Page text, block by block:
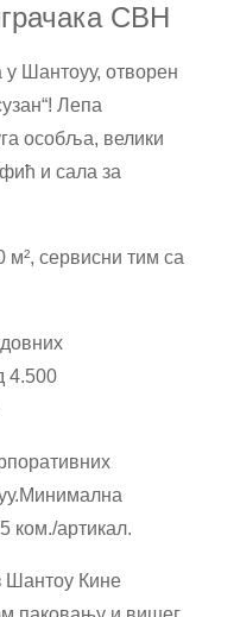
CBH
Шантоуу, отворен
Лепа
особља, велики
и сала за
сервисни тим са
4.500
Минимална
ком./артикал.
Шантоу Кине